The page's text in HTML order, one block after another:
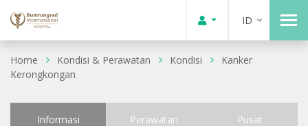
ID
Home Kondisi & Perawatan Kondisi
Kanker
Kerongkongan
Informasi Perawatan Pusat